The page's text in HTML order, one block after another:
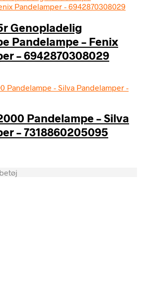
kr..
pris
1.379,95 kr..
Genopladelig
Pandelampe – Fenix
– 6942870308029
Pandelampe – Silva
– 7318860205095